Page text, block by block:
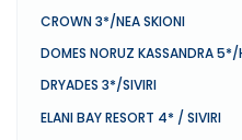
CROWN 3*/NEA SKIONI
DOMES NORUZ KASSANDRA
DRYADES 3*/SIVIRI
ELANI BAY RESORT 4* / SIVIRI